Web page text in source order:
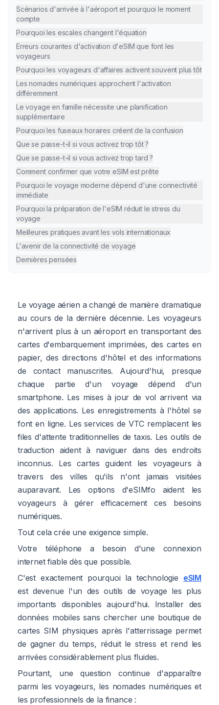
Scénarios d'arrivée à l'aéroport et pourquoi le moment
compte
Pourquoi les escales changent l'équation
Erreurs courantes d'activation d'eSIM que font les
voyageurs
Pourquoi les voyageurs d'affaires activent souvent plus tôt
Les nomades numériques approchent l'activation
différemment
Le voyage en famille nécessite une planification
supplémentaire
Pourquoi les fuseaux horaires créent de la confusion
Que se passe-t-il si vous activez trop tôt ?
Que se passe-t-il si vous activez trop tard ?
Comment confirmer que votre eSIM est prête
Pourquoi le voyage moderne dépend d'une connectivité
immédiate
Pourquoi la préparation de l'eSIM réduit le stress du
voyage
Meilleures pratiques avant les vols internationaux
L'avenir de la connectivité de voyage
Dernières pensées
Le voyage aérien a changé de manière dramatique
au cours de la dernière décennie. Les voyageurs
n'arrivent plus à un aéroport en transportant des
cartes d'embarquement imprimées, des cartes en
papier, des directions d'hôtel et des informations
de contact manuscrites. Aujourd'hui, presque
chaque partie d'un voyage dépend d'un
smartphone. Les mises à jour de vol arrivent via
des applications. Les enregistrements à l'hôtel se
font en ligne. Les services de VTC remplacent les
files d'attente traditionnelles de taxis. Les outils de
traduction aident à naviguer dans des endroits
inconnus. Les cartes guident les voyageurs à
travers des villes qu'ils n'ont jamais visitées
auparavant. Les options d'eSIMfo aident les
voyageurs à gérer efficacement ces besoins
numériques.
Tout cela crée une exigence simple.
Votre téléphone a besoin d'une connexion
internet fiable dès que possible.
C'est exactement pourquoi la technologie eSIM
est devenue l'un des outils de voyage les plus
importants disponibles aujourd'hui. Installer des
données mobiles sans chercher une boutique de
cartes SIM physiques après l'atterrissage permet
de gagner du temps, réduit le stress et rend les
arrivées considérablement plus fluides.
Pourtant, une question continue d'apparaître
parmi les voyageurs, les nomades numériques et
les professionnels de la finance :